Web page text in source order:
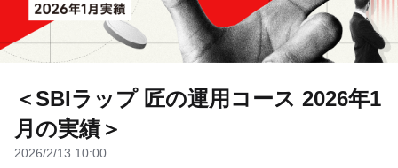
＜SBIラップ 匠の運用コース 2026年1
月の実績＞
2026/2/13 10:00